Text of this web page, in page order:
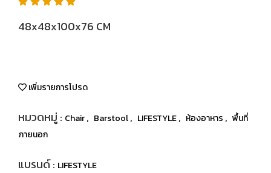
48x48x100x76 CM
เพิ่มรายการโปรด
หมวดหมู่ : Chair, Barstool, LIFESTYLE, ห้องอาหาร , พื้นที่
ภายนอก
แบรนด์ : LIFESTYLE